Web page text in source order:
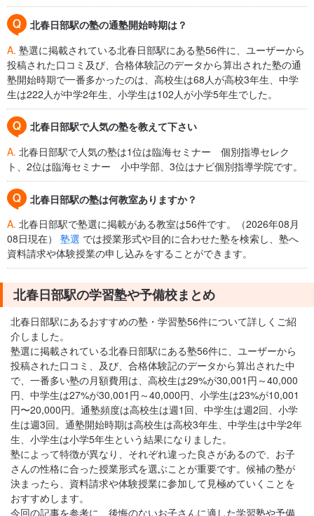
北春日部駅の塾の通塾開始時期は？
A. 塾選に掲載されている北春日部駅にある塾56件に、ユーザーから
投稿された口コミ及び、合格体験記のデータから算出された塾の通
塾開始時期で一番多かったのは、高校生は68人が高校3年生、中学
生は222人が中学2年生、小学生は102人が小学5年生でした。
北春日部駅で人気の塾を教えて下さい
A. 北春日部駅で人気の塾は1位は臨海セミナー 個別指導セレク
ト、2位は臨海セミナー 小中学部、3位はナビ個別指導学院です。
北春日部駅の塾は何教室ありますか？
A. 北春日部駅で塾選に掲載がある教室は56件です。（2026年08月
08日現在） 塾選 では授業形式や目的に合わせた塾を検索し、塾へ
資料請求や体験授業の申し込みをすることができます。
北春日部駅の学習塾や予備校まとめ
北春日部駅にあるおすすめの塾・学習塾56件について詳しくご紹
介しました。
塾選に掲載されている北春日部駅にある塾56件に、ユーザーから
投稿された口コミ、及び、合格体験記のデータから算出された中
で、一番多い塾の月額費用は、高校生は29%が30,001円～40,000
円、中学生は27%が30,001円～40,000円、小学生は23%が10,001
円〜20,000円。通塾頻度は高校生は週1回、中学生は週2回、小学
生は週3回。通塾開始時期は高校生は高校3年生、中学生は中学2年
生、小学生は小学5年生という結果になりました。
塾によって特徴が異なり、それぞれ違った良さがあるので、お子
さんの性格に合った授業形式を選ぶことが重要です。候補の塾が
決まったら、資料請求や体験授業に参加して見極めていくことを
おすすめします。
今回の記事を参考に、後悔のないお子さんに適した学習塾や予備